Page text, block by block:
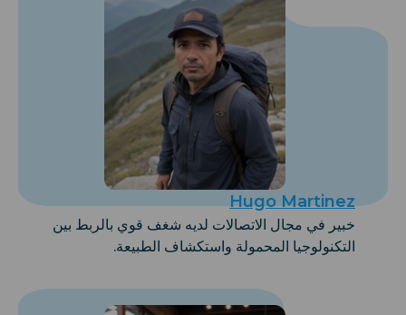
Hugo Martinez
خبير في مجال الاتصالات لديه شغف قوي بالربط بين
التكنولوجيا المحمولة واستكشاف الطبيعة.